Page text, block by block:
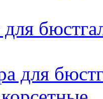
для